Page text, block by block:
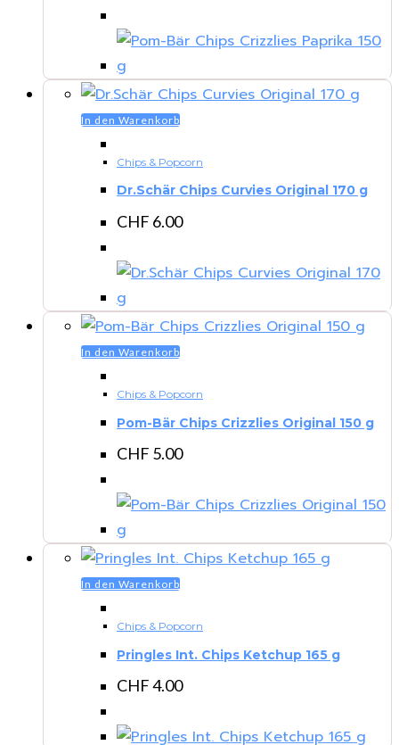
In den Warenkorb
Chips & Popcorn
Dr.Schär Chips Curvies Original 170 g
CHF 6.00
In den Warenkorb
Chips & Popcorn
Pom-Bär Chips Crizzlies Original 150 g
CHF 5.00
In den Warenkorb
Chips & Popcorn
Pringles Int. Chips Ketchup 165 g
CHF4.00